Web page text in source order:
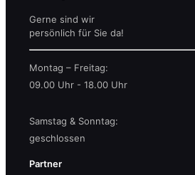
Gerne sind wir
persönlich für Sie da!
Montag – Freitag:
09.00 Uhr - 18.00 Uhr
Samstag & Sonntag:
geschlossen
Partner